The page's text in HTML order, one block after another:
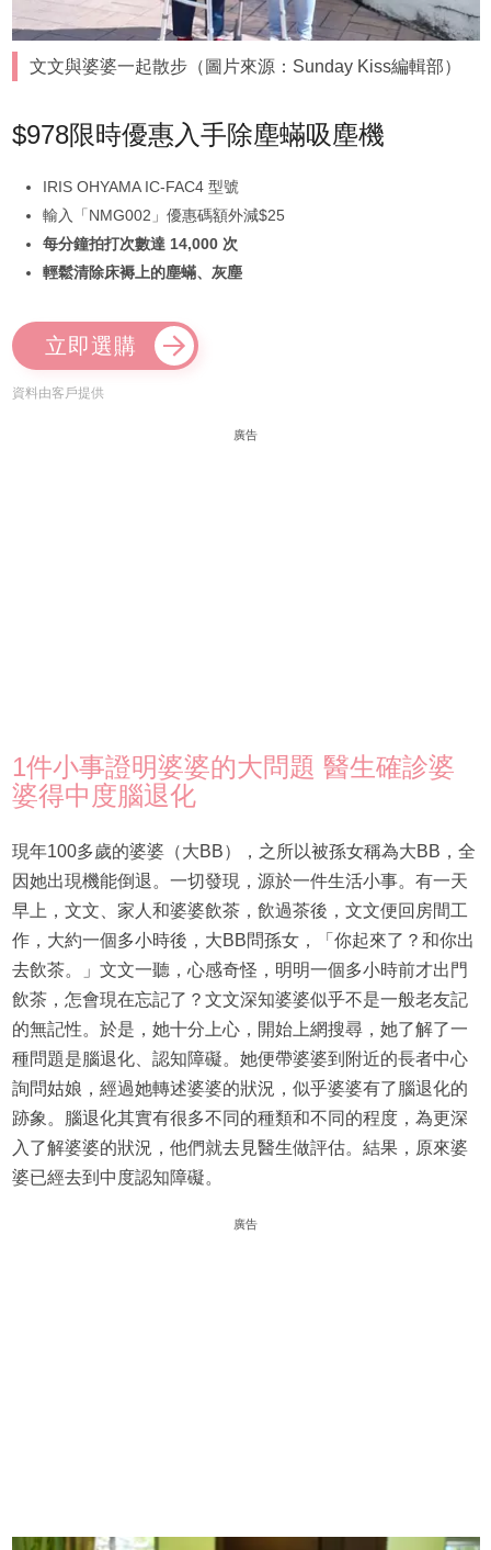
文文與婆婆一起散步（圖片來源：Sunday Kiss編輯部）
$978限時優惠入手除塵蟎吸塵機
IRIS OHYAMA IC-FAC4 型號
輸入「NMG002」優惠碼額外減$25
每分鐘拍打次數達 14,000 次
輕鬆清除床褥上的塵蟎、灰塵
立即選購
資料由客戶提供
廣告
1件小事證明婆婆的大問題 醫生確診婆
婆得中度腦退化
現年100多歲的婆婆（大BB），之所以被孫女稱為大BB，全
因她出現機能倒退。一切發現，源於一件生活小事。有一天
早上，文文、家人和婆婆飲茶，飲過茶後，文文便回房間工
作，大約一個多小時後，大BB問孫女，「你起來了？和你出
去飲茶。」文文一聽，心感奇怪，明明一個多小時前才出門
飲茶，怎會現在忘記了？文文深知婆婆似乎不是一般老友記
的無記性。於是，她十分上心，開始上網搜尋，她了解了一
種問題是腦退化、認知障礙。她便帶婆婆到附近的長者中心
詢問姑娘，經過她轉述婆婆的狀況，似乎婆婆有了腦退化的
跡象。腦退化其實有很多不同的種類和不同的程度，為更深
入了解婆婆的狀況，他們就去見醫生做評估。結果，原來婆
婆已經去到中度認知障礙。
廣告